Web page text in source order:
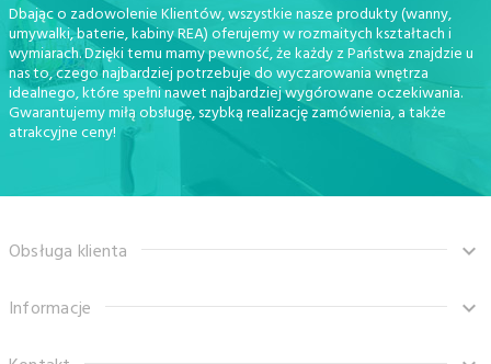
Dbając o zadowolenie Klientów, wszystkie nasze produkty (wanny,
umywalki, baterie, kabiny REA) oferujemy w rozmaitych kształtach i
wymiarach. Dzięki temu mamy pewność, że każdy z Państwa znajdzie u
nas to, czego najbardziej potrzebuje do wyczarowania wnętrza
idealnego, które spełni nawet najbardziej wygórowane oczekiwania.
Gwarantujemy miłą obsługę, szybką realizację zamówienia, a także
atrakcyjne ceny!
Obsługa klienta
Informacje